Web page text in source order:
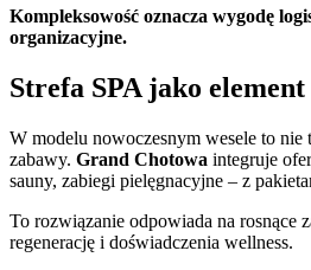
Kompleksowość oznacza wygodę
organizacyjne.
Strefa SPA jako
W modelu nowoczesnym wesele to
zabawy. Grand Chotowa integruje
sauny, zabiegi pielęgnacyjne – z
To rozwiązanie odpowiada na rosnące
regenerację i doświadczenia wellness.